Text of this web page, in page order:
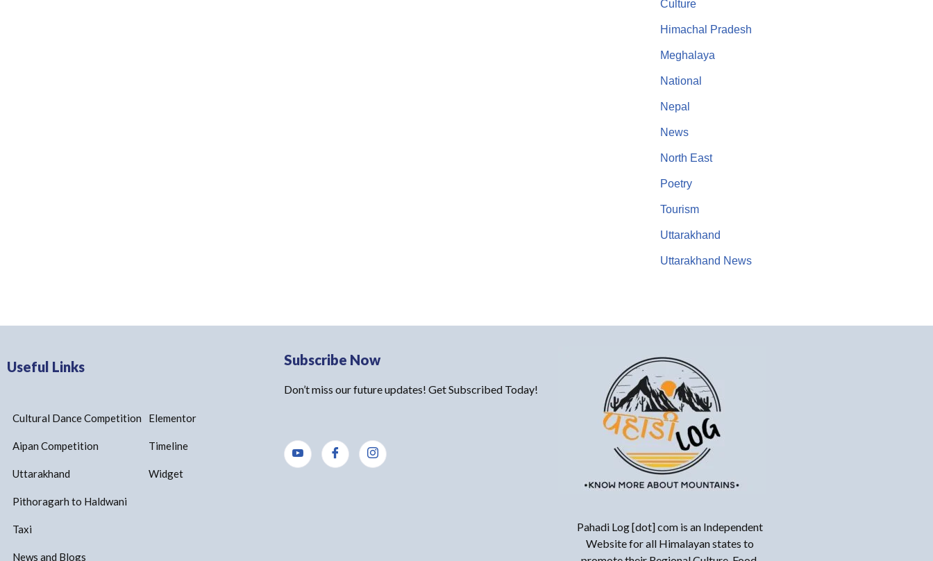
Culture
Himachal Pradesh
Meghalaya
National
Nepal
News
North East
Poetry
Tourism
Uttarakhand
Uttarakhand News
Useful Links
Cultural Dance Competition
Aipan Competition
Uttarakhand
Pithoragarh to Haldwani
Taxi
News and Blogs
Elementor
Timeline
Widget
Subscribe Now
Don’t miss our future updates! Get Subscribed Today!
Pahadi Log [dot] com is an Independent
Website for all Himalayan states to